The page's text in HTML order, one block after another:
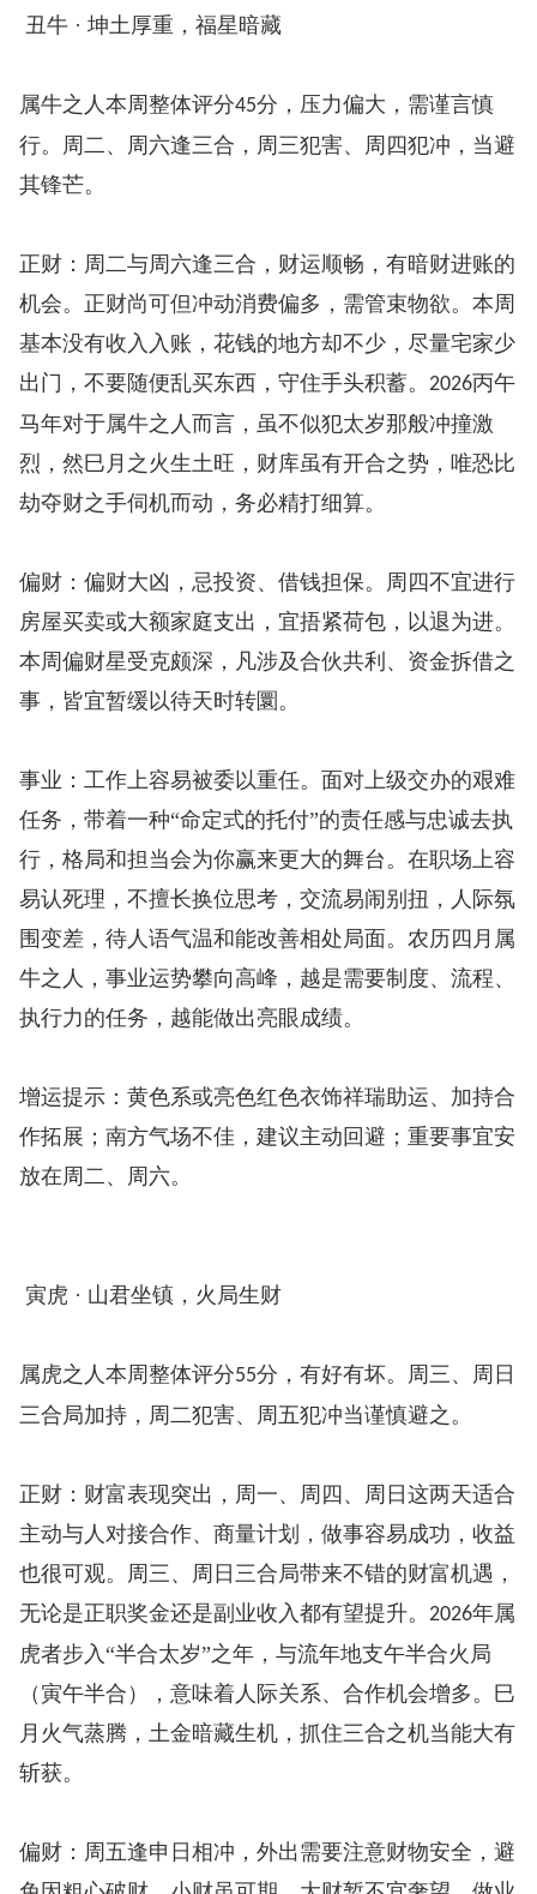
丑牛 · 坤土厚重，福星暗藏
属牛之人本周整体评分45分，压力偏大，需谨言慎
行。周二、周六逢三合，周三犯害、周四犯冲，当避
其锋芒。
正财：周二与周六逢三合，财运顺畅，有暗财进账的
机会。正财尚可但冲动消费偏多，需管束物欲。本周
基本没有收入入账，花钱的地方却不少，尽量宅家少
出门，不要随便乱买东西，守住手头积蓄。 2026丙午
马年对于属牛之人而言，虽不似犯太岁那般冲撞激
烈，然巳月之火生土旺，财库虽有开合之势，唯恐比
劫夺财之手伺机而动，务必精打细算。
偏财：偏财大凶，忌投资、借钱担保。周四不宜进行
房屋买卖或大额家庭支出，宜捂紧荷包，以退为进。
本周偏财星受克颇深，凡涉及合伙共利、资金拆借之
事，皆宜暂缓以待天时转圜。
事业：工作上容易被委以重任。面对上级交办的艰难
任务，带着一种“命定式的托付”的责任感与忠诚去执
行，格局和担当会为你赢来更大的舞台。在职场上容
易认死理，不擅长换位思考，交流易闹别扭，人际氛
围变差，待人语气温和能改善相处局面。农历四月属
牛之人，事业运势攀向高峰，越是需要制度、流程、
执行力的任务，越能做出亮眼成绩。
增运提示：黄色系或亮色红色衣饰祥瑞助运、加持合
作拓展；南方气场不佳，建议主动回避；重要事宜安
放在周二、周六。
寅虎 · 山君坐镇，火局生财
属虎之人本周整体评分55分，有好有坏。周三、周日
三合局加持，周二犯害、周五犯冲当谨慎避之。
正财：财富表现突出，周一、周四、周日这两天适合
主动与人对接合作、商量计划，做事容易成功，收益
也很可观。周三、周日三合局带来不错的财富机遇，
无论是正职奖金还是副业收入都有望提升。 2026年属
虎者步入“半合太岁”之年，与流年地支午半合火局
（寅午半合），意味着人际关系、合作机会增多。巳
月火气蒸腾，土金暗藏生机，抓住三合之机当能大有
斩获。
偏财：周五逢申日相冲，外出需要注意财物安全，避